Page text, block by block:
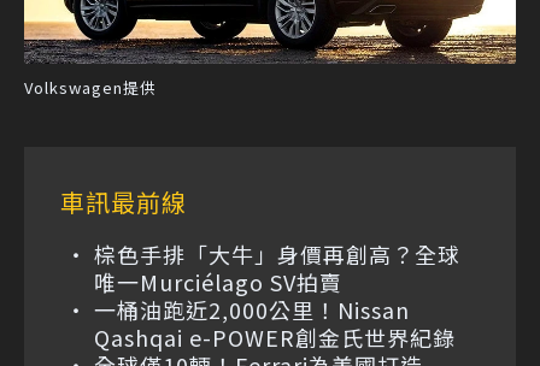
Volkswagen提供
車訊最前線
棕色手排「大牛」身價再創高？全球
唯一Murciélago SV拍賣
一桶油跑近2,000公里！Nissan
Qashqai e-POWER創金氏世界紀錄